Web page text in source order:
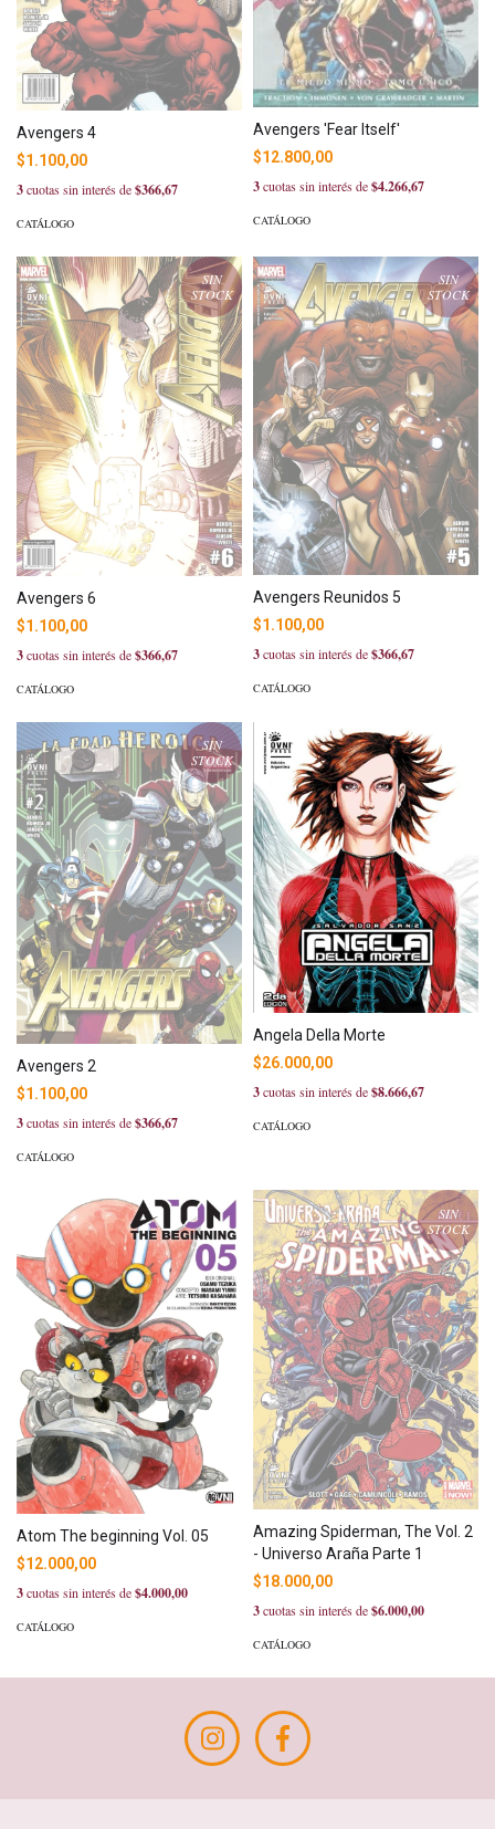
Avengers 4
$1.100,00
3cuotas sin interés de$366,67
CATÁLOGO
Avengers 'Fear Itself'
$12.800,00
3cuotas sin interés de$4.266,67
CATÁLOGO
SIN
STOCK
Avengers 6
$1.100,00
3cuotas sin interés de$366,67
CATÁLOGO
SIN
STOCK
Avengers Reunidos 5
$1.100,00
3cuotas sin interés de$366,67
CATÁLOGO
SIN
STOCK
Avengers 2
$1.100,00
3cuotas sin interés de$366,67
CATÁLOGO
Angela Della Morte
$26.000,00
3cuotas sin interés de$8.666,67
CATÁLOGO
Atom The beginning Vol. 05
$12.000,00
3cuotas sin interés de$4.000,00
CATÁLOGO
SIN
STOCK
Amazing Spiderman, The Vol. 2
- Universo Araña Parte 1
$18.000,00
3cuotas sin interés de$6.000,00
CATÁLOGO